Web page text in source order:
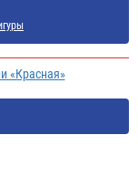
«Красная»